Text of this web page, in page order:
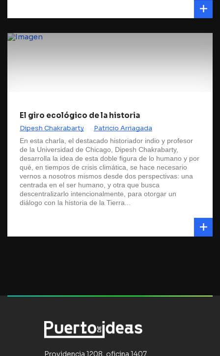
El giro ecológico de la historia
Dipesh Chakrabarty Patricio Arriagada
En esta charla, el destacado historiador indio y profesor
de la Universidad de Chicago, Dipesh Chakrabarty,
desarrolla la idea de esta doble figura de lo humano y por
qué, en tiempos de crisis climática, se hace necesario
vernos a nosotros mismos desde dos perspectivas: una
centrada en el ser humano, y otra que busca
descentralizarlo intencionalmente, para otorgar un
diálogo con la historia de la Tierra...
Providencia 1208, oficina 1407